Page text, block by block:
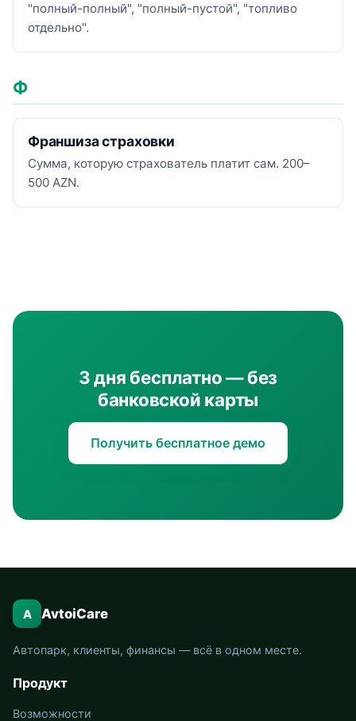
"полный-полный", "полный-пустой", "топливо
отдельно".
Ф
Франшиза страховки
Сумма, которую страхователь платит сам. 200–
500 AZN.
3 дня бесплатно — без
банковской карты
Получить бесплатное демо
A AvtoiCare
Автопарк, клиенты, финансы — всё в одном месте.
Продукт
Возможности